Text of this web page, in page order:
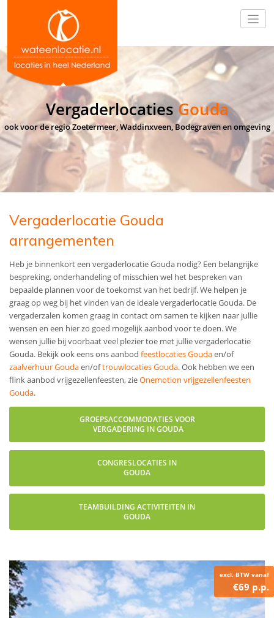
VergaderlocatiesGouda
ook voor de regio Zoetermeer, Waddinxveen, Bodegraven en omgeving
Vergaderlocatie Gouda
arrangementen
Heb je binnenkort een vergaderlocatie Gouda nodig? Een belangrijke
bespreking, onderhandeling of misschien wel het bespreken van
bepaalde plannen voor de toekomst van het bedrijf. We helpen je
graag op weg bij het vinden van de ideale vergaderlocatie Gouda. De
vergaderzalen komen graag in contact om samen te kijken naar jullie
wensen en een hier zo goed mogelijk aanbod voor te doen. We
wensen jullie bij voorbaat veel plezier toe met jullie vergaderlocatie
Gouda. Bekijk ook eens ons aanbod feestlocaties Goudaen/of
zaalverhuur Goudaen/oftrouwlocaties Gouda. Ook hebben we een
flink aanbod vrijgezellenfeesten, zieOnemotion vrijgezellenfeesten
Gouda.
GROEPSACCOMMODATIES VOOR
VERGADERING IN GOUDA
CONGRESLOCATIES IN
GOUDA
TEAMBUILDING ACTIVITEITEN IN
GOUDA
excl. BTW vanaf
€69 p.p.